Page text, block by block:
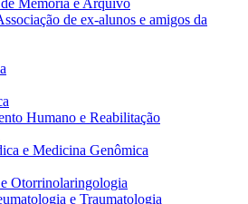
Memória e Arquivo
de ex-alunos e amigos da
Humano e Reabilitação
e Medicina Genômica
Otorrinolaringologia
e Traumatologia